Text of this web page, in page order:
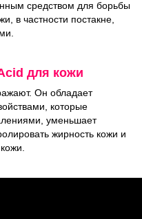
средством для борьбы
в частности постакне,
для кожи
Он обладает
которые
уменьшает
жирность кожи и